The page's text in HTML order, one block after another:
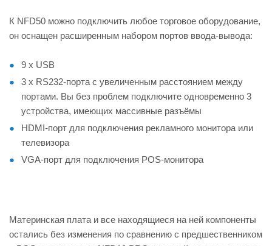
К NFD50 можно подключить любое торговое оборудование,
он оснащен расширенным набором портов ввода-вывода:
9 х USB
3 х RS232-порта с увеличенным расстоянием между
портами. Вы без проблем подключите одновременно 3
устройства, имеющих массивные разъёмы
HDMI-порт для подключения рекламного монитора или
телевизора
VGA-порт для подключения POS-монитора
Материнская плата и все находящиеся на ней компоненты
остались без изменения по сравнению с предшественником